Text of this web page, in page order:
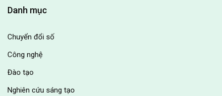
Danh mục
Chuyển đổi số
Công nghệ
Đào tạo
Nghiên cứu sáng tạo